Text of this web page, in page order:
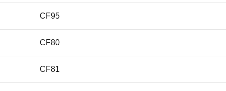
CF95
CF80
CF81